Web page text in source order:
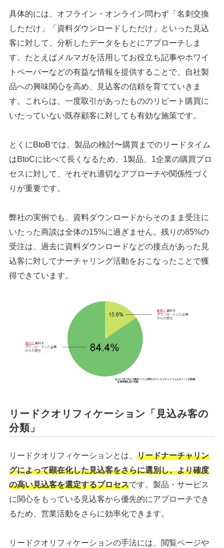
具体的には、オフライン・オンライン問わず「名刺交換
しただけ」「資料ダウンロードしただけ」といった見込
客に対して、分析したデータをもとにアプローチしま
す。たとえばメルマガを活用してお役立ち記事やホワイ
トペーパーなどの有益な情報を提供することで、自社製
品への興味関心を高め、見込客の信頼を育てていきま
す。これらは、一度取引があったもののリピート購買に
いたっていない既存顧客に対しても有効な施策です。
とくにBtoBでは、製品の検討〜購買までのリードタイム
はBtoCに比べて長くなるため、1製品、1企業の購買プロ
セスに対して、それぞれ適切なアプローチや関係性づく
りが重要です。
弊社の実例でも、資料ダウンロードからそのまま受注に
いたった商談は全体の15%に過ぎません。残りの85%の
受注は、過去に資料ダウンロードなどの接点があった見
込客に対してナーチャリング活動をおこなったことで獲
得できています。
リードクオリフィケーション「見込み客の
分類」
リードクオリフィケーションとは、 リードナーチャリン
グによって顕在化した見込客をさらに選別し、より確度
の高い見込客を選定するプロセスです。製品・サービス
に関心をもっている見込客から優先的にアプローチでき
るため、営業活動をさらに効率化できます。
リードクオリフィケーションの手法には、閲覧ページや